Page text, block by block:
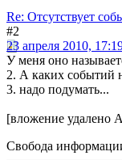
Re: Отсутствует
#2
23 апреля 2010,
У меня оно
2. А каких событий
3. надо подумать...
[вложение удалено
Свобода